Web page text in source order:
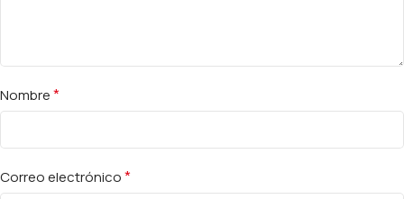
Nombre*
Correo electrónico*